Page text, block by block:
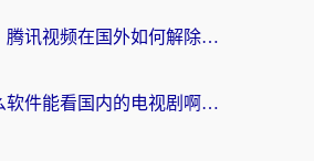
海外党必看：腾讯视频在国外如何解除地域限制？附优酷咪咕使用指南
在国外用什么软件能看国内的电视剧啊？留学生亲测有效的回国加速方案